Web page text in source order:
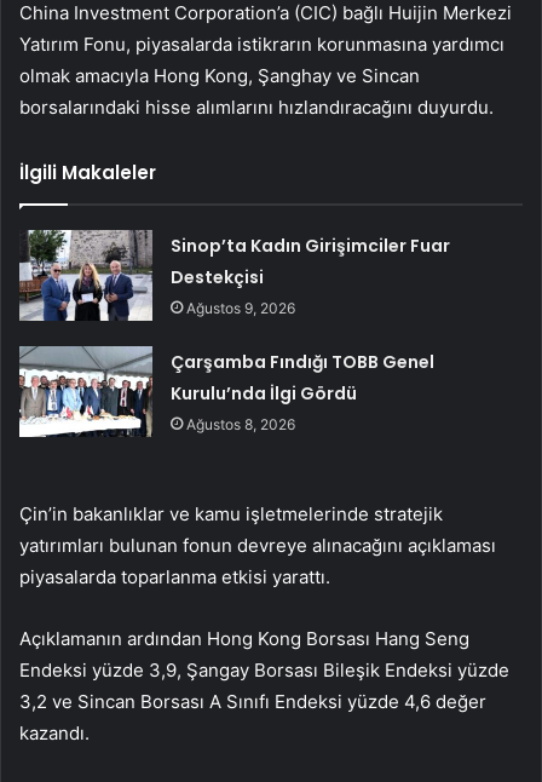
China Investment Corporation’a (CIC) bağlı Huijin Merkezi
Yatırım Fonu, piyasalarda istikrarın korunmasına yardımcı
olmak amacıyla Hong Kong, Şanghay ve Sincan
borsalarındaki hisse alımlarını hızlandıracağını duyurdu.
İlgili Makaleler
Sinop’ta Kadın Girişimciler Fuar
Destekçisi
Ağustos 9, 2026
Çarşamba Fındığı TOBB Genel
Kurulu’nda İlgi Gördü
Ağustos 8, 2026
Çin’in bakanlıklar ve kamu işletmelerinde stratejik
yatırımları bulunan fonun devreye alınacağını açıklaması
piyasalarda toparlanma etkisi yarattı.
Açıklamanın ardından Hong Kong Borsası Hang Seng
Endeksi yüzde 3,9, Şangay Borsası Bileşik Endeksi yüzde
3,2 ve Sincan Borsası A Sınıfı Endeksi yüzde 4,6 değer
kazandı.